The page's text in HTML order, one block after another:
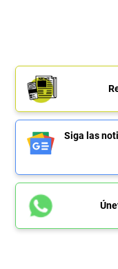
Siga las